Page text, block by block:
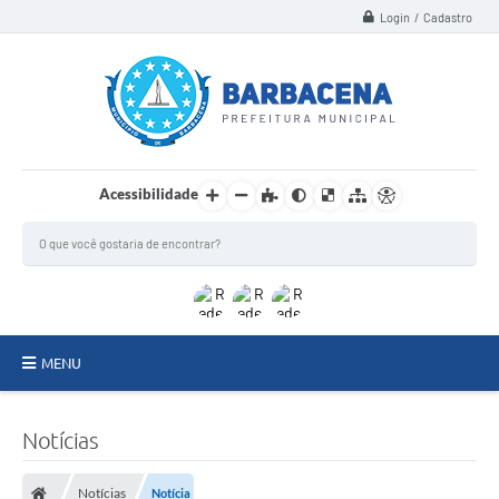
Login / Cadastro
Acessibilidade
MENU
Notícias
Notícias Notícia